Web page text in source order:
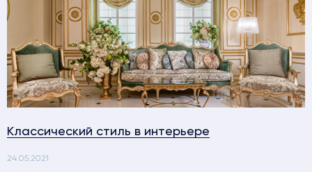
Классический стиль в интерьере
24.05.2021